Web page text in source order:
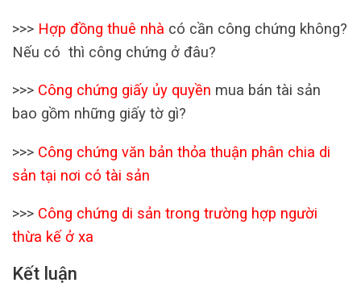
>>> Hợp đồng thuê nhà có cần công chứng không?
Nếu có thì công chứng ở đâu?
>>> Công chứng giấy ủy quyền mua bán tài sản
bao gồm những giấy tờ gì?
>>> Công chứng văn bản thỏa thuận phân chia di
sản tại nơi có tài sản
>>> Công chứng di sản trong trường hợp người
thừa kế ở xa
Kết luận